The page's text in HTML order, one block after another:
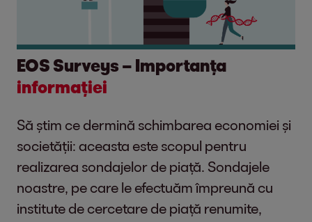
EOS Surveys – Importanța
informației
Să știm ce dermină schimbarea economiei și
societății: aceasta este scopul pentru
realizarea sondajelor de piață. Sondajele
noastre, pe care le efectuăm împreună cu
institute de cercetare de piață renumite,